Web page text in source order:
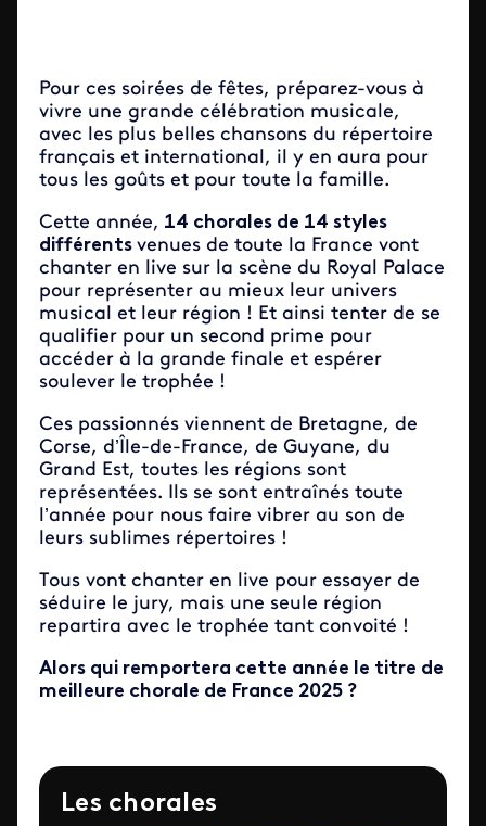
Pour ces soirées de fêtes, préparez-vous à
vivre une grande célébration musicale,
avec les plus belles chansons du répertoire
français et international, il y en aura pour
tous les goûts et pour toute la famille.
Cette année, 14 chorales de 14 styles
différents venues de toute la France vont
chanter en live sur la scène du Royal Palace
pour représenter au mieux leur univers
musical et leur région ! Et ainsi tenter de se
qualifier pour un second prime pour
accéder à la grande finale et espérer
soulever le trophée !
Ces passionnés viennent de Bretagne, de
Corse, d’Île-de-France, de Guyane, du
Grand Est, toutes les régions sont
représentées. Ils se sont entraînés toute
l’année pour nous faire vibrer au son de
leurs sublimes répertoires !
Tous vont chanter en live pour essayer de
séduire le jury, mais une seule région
repartira avec le trophée tant convoité !
Alors qui remportera cette année le titre de
meilleure chorale de France 2025 ?
Les chorales